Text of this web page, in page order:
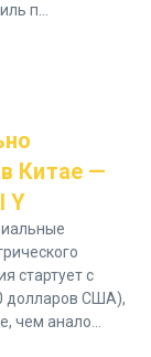
п...
Китае —
Y
стартует с
долларов США),
чем анало...